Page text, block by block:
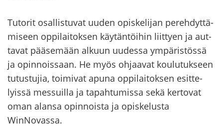
Tu­to­rit osal­lis­tu­vat uuden opis­ke­li­jan pe­reh­dyt­tä­
mi­seen op­pi­lai­tok­sen käy­tän­töi­hin liit­tyen ja aut­
ta­vat pää­se­mään al­kuun uu­des­sa ym­pä­ris­tös­sä
ja opin­nois­saan. He myös oh­jaa­vat kou­lu­tuk­seen
tu­tus­tu­jia, toi­mi­vat apuna op­pi­lai­tok­sen esit­te­
lyis­sä mes­suil­la ja ta­pah­tu­mis­sa sekä ker­to­vat
oman alan­sa opin­nois­ta ja opis­ke­lus­ta
WinNovassa.